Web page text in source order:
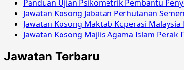
Panduan Ujian Psikometrik Pembantu
Jawatan Kosong Jabatan Perhutanan
Jawatan Kosong Maktab Koperasi Malaysia
Jawatan Kosong Majlis Agama Islam Perak
Jawatan Terbaru